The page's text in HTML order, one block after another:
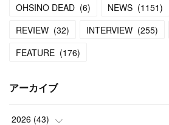
OHSINO DEAD (6) NEWS (1151)
REVIEW (32) INTERVIEW (255)
FEATURE (176)
アーカイブ
2026 (43)